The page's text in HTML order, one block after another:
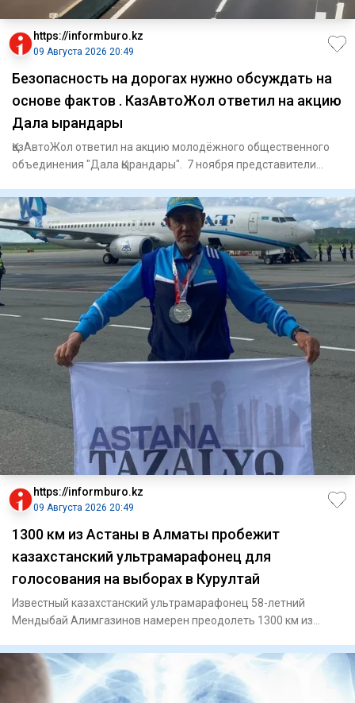
https://informburo.kz
09 Августа 2026 20:49
Безопасность на дорогах нужно обсуждать на
основе фактов . КазАвтоЖол ответил на акцию
Дала Қырандары
ҚазАвтоЖол ответил на акцию молодёжного общественного
объединения "Дала Қырандары". 7 ноября представители
https://informburo.kz
09 Августа 2026 20:49
1300 км из Астаны в Алматы пробежит
казахстанский ультрамарафонец для
голосования на выборах в Курултай
Известный казахстанский ультрамарафонец 58-летний
Мендыбай Алимгазинов намерен преодолеть 1300 км из